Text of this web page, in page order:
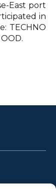
East port
in
TECHNO